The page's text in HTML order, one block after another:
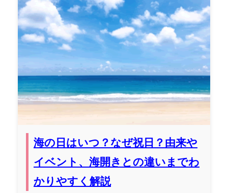
海の日はいつ？なぜ祝日？由来や
イベント、海開きとの違いまでわ
かりやすく解説